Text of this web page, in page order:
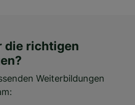
die richtigen
Weiterbildungen